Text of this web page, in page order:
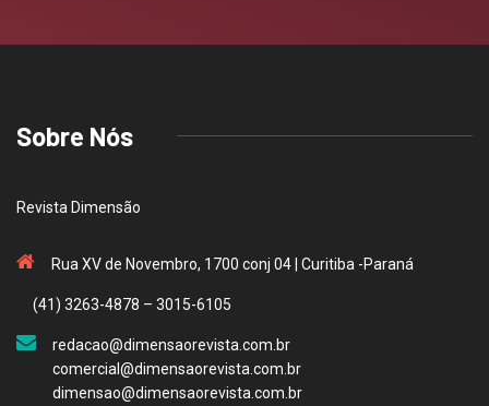
Sobre Nós
Revista Dimensão
Rua XV de Novembro, 1700 conj 04 | Curitiba -Paraná
(41) 3263-4878 – 3015-6105
redacao@dimensaorevista.com.br
comercial@dimensaorevista.com.br
dimensao@dimensaorevista.com.br